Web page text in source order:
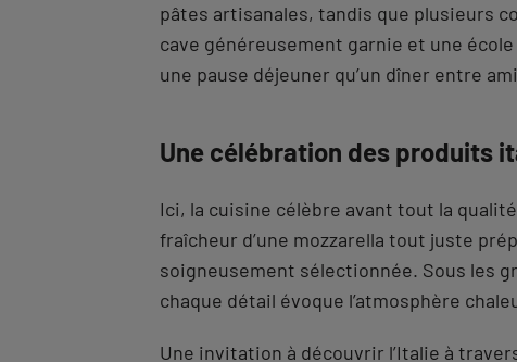
pâtes artisanales, tandis que plusieurs
cave généreusement garnie et une
une pause déjeuner qu’un dîner entre
Une célébration des produits
Ici, la cuisine célèbre avant tout la
fraîcheur d’une mozzarella tout juste
soigneusement sélectionnée. Sous les
chaque détail évoque l’atmosphère
Une invitation à découvrir l’Italie à